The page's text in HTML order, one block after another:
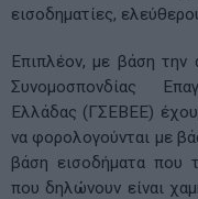
εισοδηματίες,
Επιπλέον, με βάση
Συνομοσπονδίας
Ελλάδας (ΓΣΕΒΕΕ)
να φορολογούνται με
βάση εισοδήματα που
που δηλώνουν είναι